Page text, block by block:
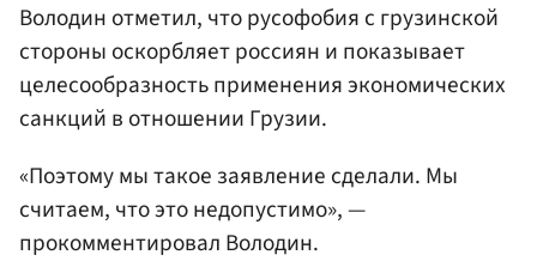
Володин отметил, что русофобия с грузинской
стороны оскорбляет россиян и показывает
целесообразность применения экономических
санкций в отношении Грузии.
«Поэтому мы такое заявление сделали. Мы
считаем, что это недопустимо», —
прокомментировал Володин.